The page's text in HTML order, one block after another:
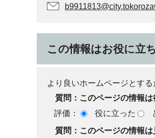
この情報はお役に立
より良いホームページとす
質問：このページの情報
評価：
役に立った
質問：このページの情報